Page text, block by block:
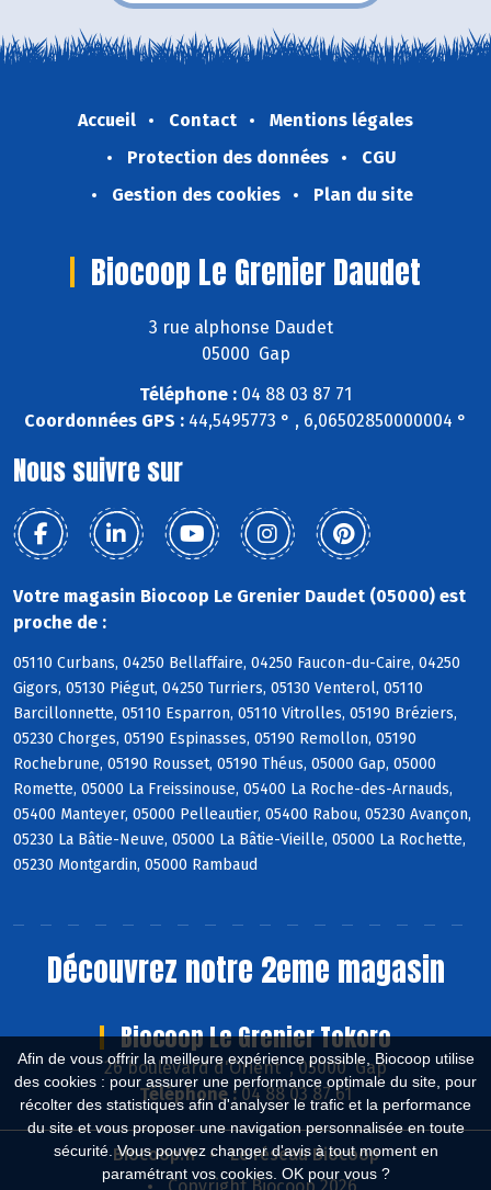
Afin de vous offrir la meilleure expérience possible, Biocoop utilise
des cookies : pour assurer une performance optimale du site, pour
récolter des statistiques afin d'analyser le trafic et la performance
du site et vous proposer une navigation personnalisée en toute
sécurité. Vous pouvez changer d'avis à tout moment en
paramétrant vos cookies. OK pour vous ?
Accueil Contact
Mentions légales
Protection des données
CGU
Gestion des cookies
Plan du site
Biocoop Le Grenier Daudet
3 rue alphonse Daudet
05000 Gap
Téléphone : 04 88 03 87 71
Coordonnées GPS : 44,5495773 ° , 6,06502850000004 °
Nous suivre sur
Votre magasin Biocoop Le Grenier Daudet (05000) est
proche de :
05110 Curbans, 04250 Bellaffaire, 04250 Faucon-du-Caire, 04250
Gigors, 05130 Piégut, 04250 Turriers, 05130 Venterol, 05110
Barcillonnette, 05110 Esparron, 05110 Vitrolles, 05190 Bréziers,
05230 Chorges, 05190 Espinasses, 05190 Remollon, 05190
Rochebrune, 05190 Rousset, 05190 Théus, 05000 Gap, 05000
Romette, 05000 La Freissinouse, 05400 La Roche-des-Arnauds,
05400 Manteyer, 05000 Pelleautier, 05400 Rabou, 05230 Avançon,
05230 La Bâtie-Neuve, 05000 La Bâtie-Vieille, 05000 La Rochette,
05230 Montgardin, 05000 Rambaud
Découvrez notre 2eme magasin
Biocoop Le Grenier Tokoro
26 boulevard d'Orient , 05000 Gap
Téléphone :04 88 03 87 61
Biocoop.fr
Le réseau Biocoop